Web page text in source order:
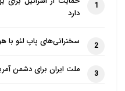
1
دارد
2 سخنرانی‌های پاپ لئو
3 ملت ایران برای دشمن